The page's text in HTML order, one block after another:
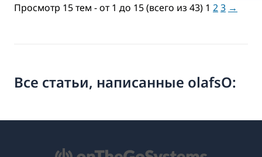
Просмотр 15 тем - от 1 до 15 (всего из 43) 1 23 →
Все статьи, написанные olafsO: